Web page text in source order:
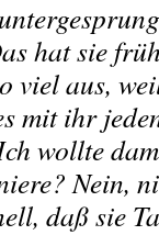
hat sie
viel aus,
mit ihr
wollte
Nein,
daß sie